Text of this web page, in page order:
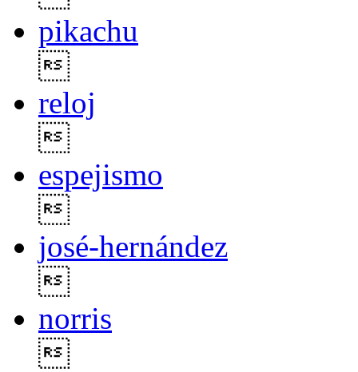
pikachu
reloj
espejismo
josé-hernández
norris